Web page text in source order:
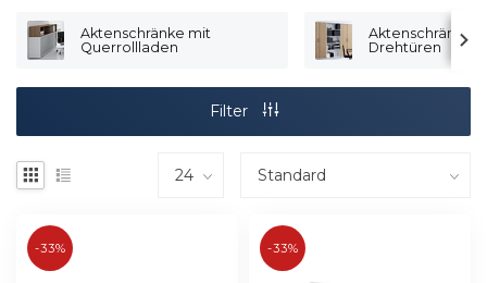
Aktenschränke mit
Querrollladen
Aktenschränke
Drehtüren
Filter
-33% -33%